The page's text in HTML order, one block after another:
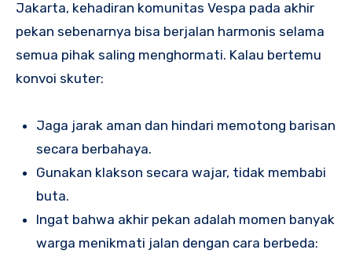
Jakarta, kehadiran komunitas Vespa pada akhir
pekan sebenarnya bisa berjalan harmonis selama
semua pihak saling menghormati. Kalau bertemu
konvoi skuter:
Jaga jarak aman dan hindari memotong barisan
secara berbahaya.
Gunakan klakson secara wajar, tidak membabi
buta.
Ingat bahwa akhir pekan adalah momen banyak
warga menikmati jalan dengan cara berbeda: